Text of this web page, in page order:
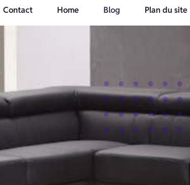
Contact Home Blog Plan du site